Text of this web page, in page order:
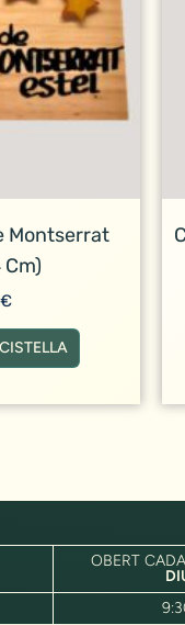
Montserrat
Cm)
€
OBERT